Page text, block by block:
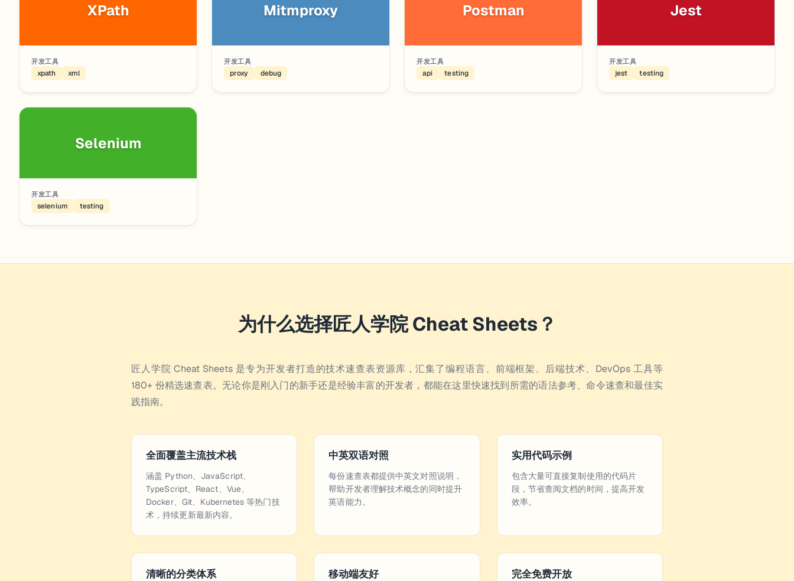
XPath
开发工具
xpath xml
Mitmproxy
开发工具
proxy debug
Postman
开发工具
api testing
Jest
开发工具
jest testing
Selenium
开发工具
selenium testing
为什么选择匠人学院 Cheat Sheets？
匠人学院 Cheat Sheets 是专为开发者打造的技术速查表资源库，汇集了编程语言、前端框架、后端技术、DevOps 工具等
180+ 份精选速查表。无论你是刚入门的新手还是经验丰富的开发者，都能在这里快速找到所需的语法参考、命令速查和最佳实
践指南。
全面覆盖主流技术栈
涵盖 Python、JavaScript、
TypeScript、React、Vue、
Docker、Git、Kubernetes 等热门技
术，持续更新最新内容。
中英双语对照
每份速查表都提供中英文对照说明，
帮助开发者理解技术概念的同时提升
英语能力。
实用代码示例
包含大量可直接复制使用的代码片
段，节省查阅文档的时间，提高开发
效率。
清晰的分类体系 移动端友好 完全免费开放